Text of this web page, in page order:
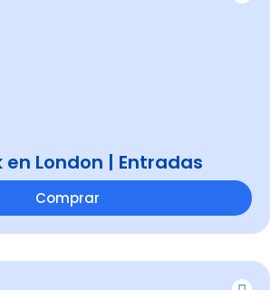
en London | Entradas
Comprar